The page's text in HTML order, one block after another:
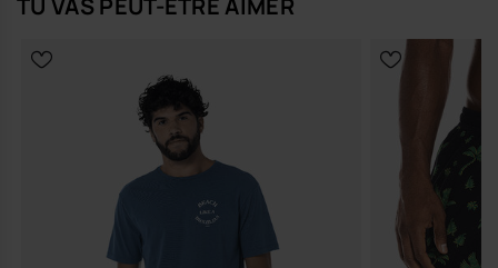
Achète en ligne sur www.havaianas-store.com, la boutique officielle
Havaianas en France, et fais passer ton style au niveau supérieur.